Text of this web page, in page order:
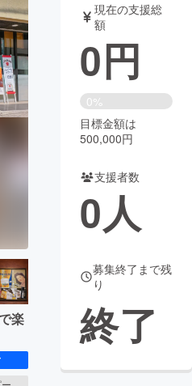
ェット ゲーム・サ
書籍・雑誌
チャレンジ
CAMPFIRE Creation
税machi-ya コミュニティ
楽
現在の支援総
額
0円
0%
目標金額は
500,000円
支援者数
0人
募集終了まで残
り
終了